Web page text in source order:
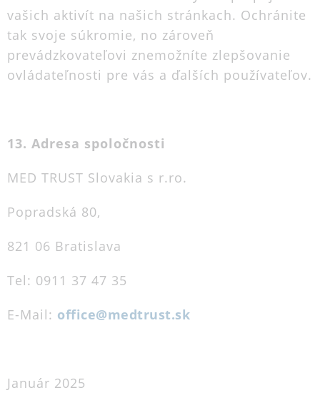
vašich aktivít na našich stránkach. Ochránite
tak svoje súkromie, no zároveň
prevádzkovateľovi znemožníte zlepšovanie
ovládateľnosti pre vás a ďalších používateľov.
13. Adresa spoločnosti
MED TRUST Slovakia s r.ro.
Popradská 80,
821 06 Bratislava
Tel: 0911 37 47 35
E-Mail: office@medtrust.sk
Január 2025